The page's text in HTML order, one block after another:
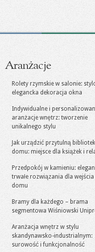
Aranżacje
Rolety rzymskie w salonie:
elegancka dekoracja okna
Indywidualne i
aranżacje wnętrz: tworzenie
unikalnego stylu
Jak urządzić przytulną
domu: miejsce dla książek i
Przedpokój w kamieniu:
trwałe rozwiązania dla
domu
Bramy dla każdego – brama
segmentowa Wiśniowski
Aranżacja wnętrz w stylu
skandynawsko-industrialnym:
surowość i funkcjonalność